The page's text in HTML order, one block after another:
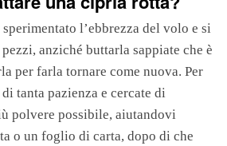
l’ebbrezza del volo e si
anziché buttarla sappiate che è
per farla tornare come nuova. Per
tanta pazienza e cercate di
polvere possibile, aiutandovi
o un foglio di carta, dopo di che